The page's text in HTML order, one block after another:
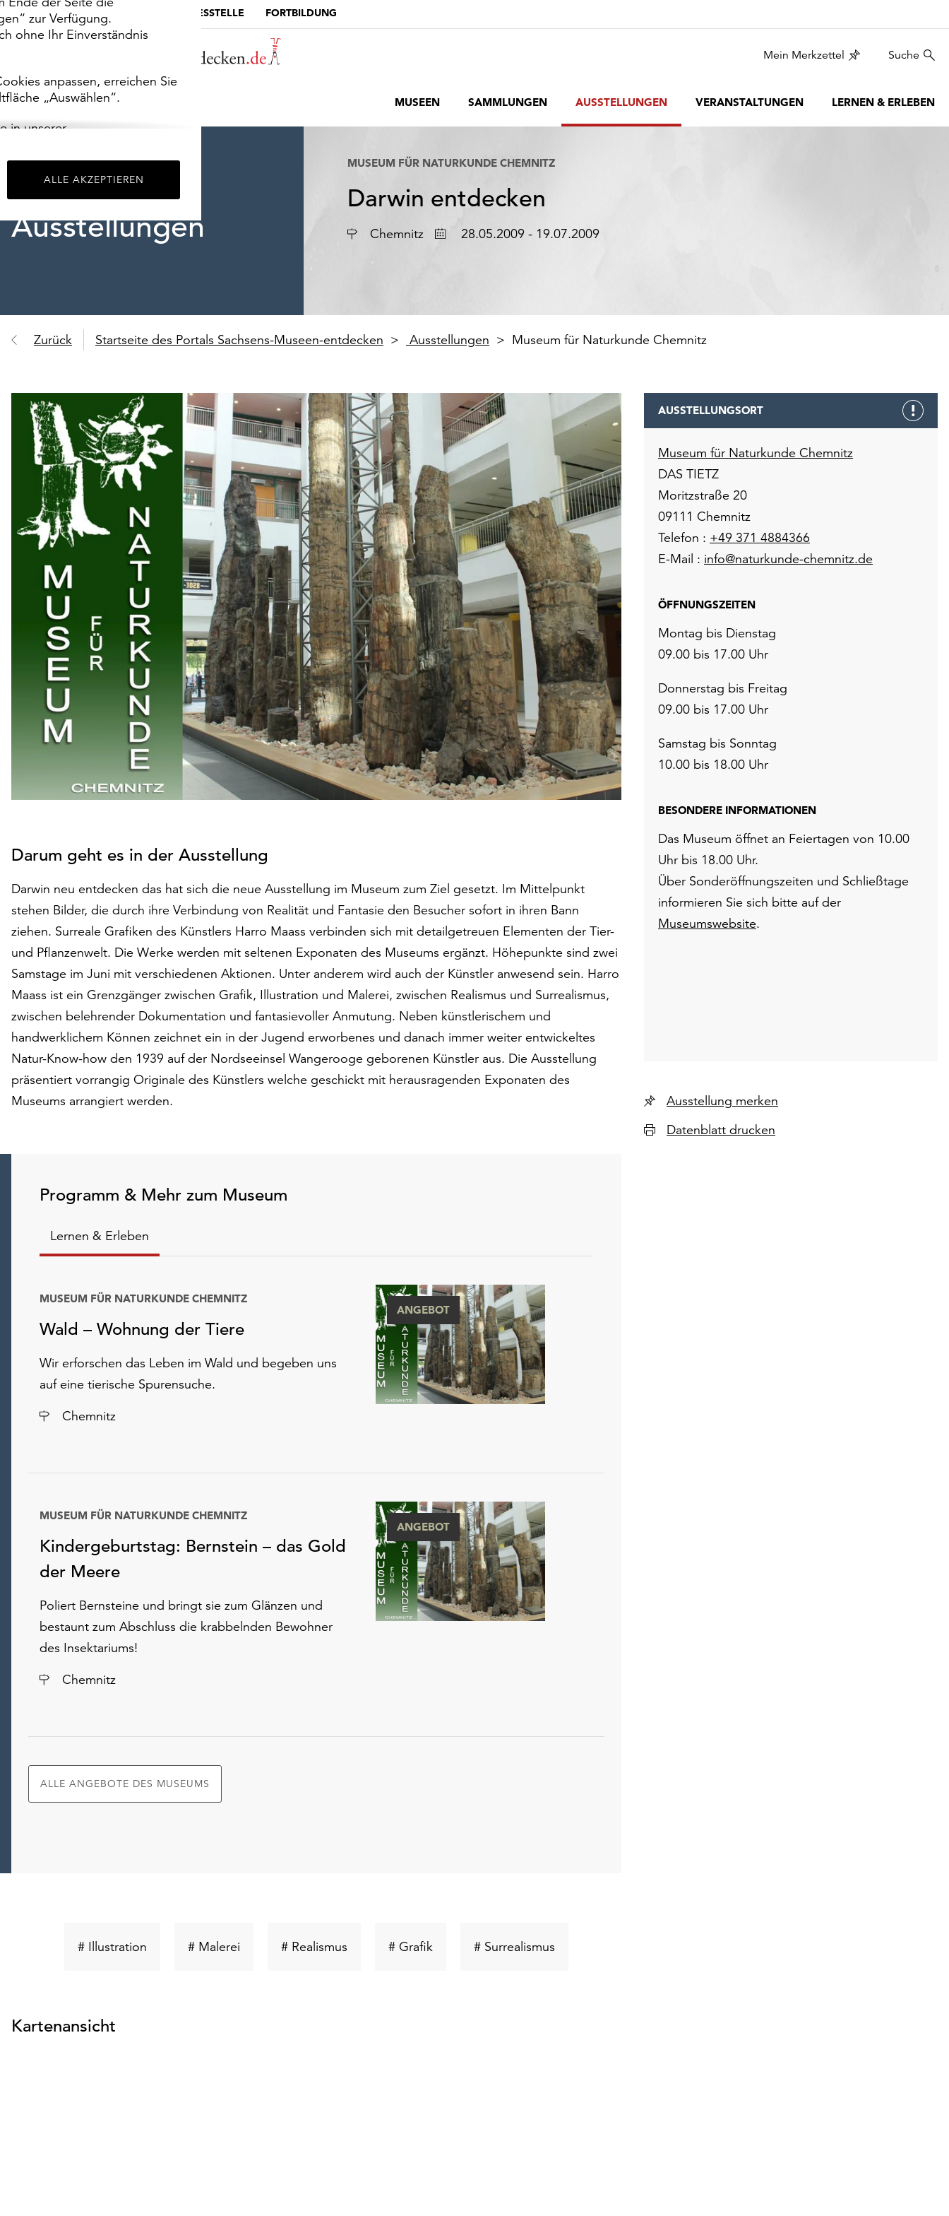
zur Verfügung.
ohne Ihr Einverständnis
anpassen, erreichen Sie
„Auswählen“.
in unserer
ALLE AKZEPTIEREN
MUSEUMSPORTAL DIE LANDESSTELLE FORTBILDUNG
Mein Merkzettel Suche
MUSEEN SAMMLUNGEN AUSSTELLUNGEN VERANSTALTUNGEN LERNEN & ERLEBEN
Ausstellungen
MUSEUM FÜR NATURKUNDE CHEMNITZ
Darwin entdecken
Ort Chemnitz Datum28.05.2009 - 19.07.2009
Zurück Startseite des Portals Sachsens-Museen-entdecken Ausstellungen Museum für Naturkunde Chemnitz
Darum geht es in der Ausstellung
Darwin neu entdecken das hat sich die neue Ausstellung im Museum zum Ziel gesetzt. Im Mittelpunkt
stehen Bilder, die durch ihre Verbindung von Realität und Fantasie den Besucher sofort in ihren Bann
ziehen. Surreale Grafiken des Künstlers Harro Maass verbinden sich mit detailgetreuen Elementen der Tier-
und Pflanzenwelt. Die Werke werden mit seltenen Exponaten des Museums ergänzt. Höhepunkte sind zwei
Samstage im Juni mit verschiedenen Aktionen. Unter anderem wird auch der Künstler anwesend sein. Harro
Maass ist ein Grenzgänger zwischen Grafik, Illustration und Malerei, zwischen Realismus und Surrealismus,
zwischen belehrender Dokumentation und fantasievoller Anmutung. Neben künstlerischem und
handwerklichem Können zeichnet ein in der Jugend erworbenes und danach immer weiter entwickeltes
Natur-Know-how den 1939 auf der Nordseeinsel Wangerooge geborenen Künstler aus. Die Ausstellung
präsentiert vorrangig Originale des Künstlers welche geschickt mit herausragenden Exponaten des
Museums arrangiert werden.
Programm & Mehr zum Museum
Lernen & Erleben
Wald – Wohnung der Tiere
MUSEUM FÜR NATURKUNDE CHEMNITZ
Wir erforschen das Leben im Wald und begeben uns
auf eine tierische Spurensuche.
Ort
Chemnitz
ANGEBOT
Kindergeburtstag: Bernstein – das Gold
der Meere
MUSEUM FÜR NATURKUNDE CHEMNITZ
Poliert Bernsteine und bringt sie zum Glänzen und
bestaunt zum Abschluss die krabbelnden Bewohner
des Insektariums!
Ort
Chemnitz
ANGEBOT
ALLE ANGEBOTE DES MUSEUMS
# Illustration Schlüsselwort
# Malerei Schlüsselwort# Realismus Schlüsselwort
# Grafik Schlüsselwort# Surrealismus
Kartenansicht
AUSSTELLUNGSORT
Museum für Naturkunde Chemnitz
DAS TIETZ
Moritzstraße 20
09111 Chemnitz
Telefon : +49 371 4884366
E-Mail : info@naturkunde-chemnitz.de
ÖFFNUNGSZEITEN
Montag bis Dienstag
09.00 bis 17.00 Uhr
Donnerstag bis Freitag
09.00 bis 17.00 Uhr
Samstag bis Sonntag
10.00 bis 18.00 Uhr
BESONDERE INFORMATIONEN
Das Museum öffnet an Feiertagen von 10.00
Uhr bis 18.00 Uhr.
Über Sonderöffnungszeiten und Schließtage
informieren Sie sich bitte auf der
Museumswebsite.
Ausstellung merken
Datenblatt drucken